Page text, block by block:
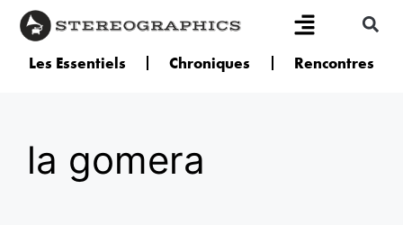
Les Essentiels Chroniques Rencontres
la gomera